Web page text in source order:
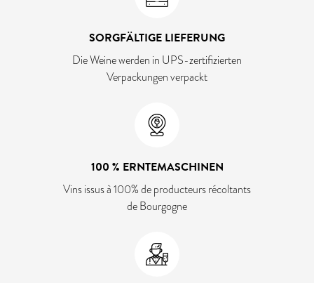
SORGFÄLTIGE LIEFERUNG
Die Weine werden in UPS-zertifizierten
Verpackungen verpackt
100 % ERNTEMASCHINEN
Vins issus à 100% de producteurs récoltants
de Bourgogne